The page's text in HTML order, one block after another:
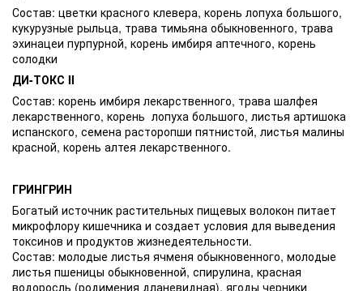
Состав: цветки красного клевера, корень лопуха большого,
кукурузные рыльца, трава тимьяна обыкновенного, трава
эхинацеи пурпурной, корень имбиря аптечного, корень
солодки
ДИ-ТОКС II
Состав: корень имбиря лекарственного, трава шалфея
лекарственного, корень лопуха большого, листья артишока
испанского, семена расторопши пятнистой, листья малины
красной, корень алтея лекарственного.
ГРИНГРИН
Богатый источник растительных пищевых волокон питает
микрофлору кишечника и создает условия для выведения
токсинов и продуктов жизнедеятельности.
Состав: молодые листья ячменя обыкновенного, молодые
листья пшеницы обыкновенной, спирулина, красная
водоросль (родимения дланевидная), ягоды черники